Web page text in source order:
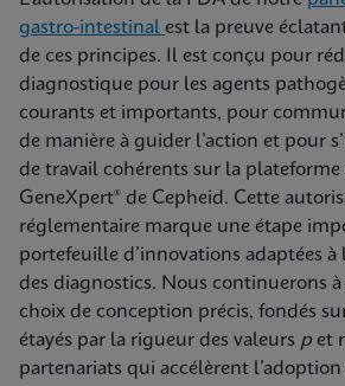
gastro-intestinal est la preuve
de ces principes. Il est conçu pour
diagnostique pour les agents
courants et importants, pour
de manière à guider l’action et pour
de travail cohérents sur la plateforme
GeneXpert® de Cepheid. Cette
réglementaire marque une étape
portefeuille d’innovations adaptées à
des diagnostics. Nous continuerons
choix de conception précis, fondés
étayés par la rigueur des valeurs p et
partenariats qui accélèrent l’adoption